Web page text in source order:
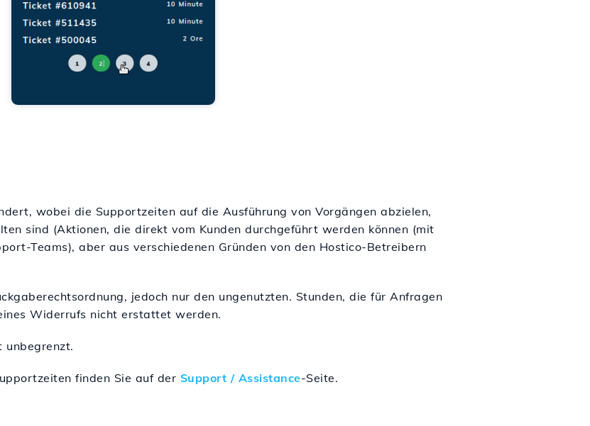
wobei die Supportzeiten auf die Ausführung von Vorgängen abzielen,
sind (Aktionen, die direkt vom Kunden durchgeführt werden können (mit
Teams), aber aus verschiedenen Gründen von den Hostico-Betreibern
jedoch nur den ungenutzten. Stunden, die für Anfragen
Widerrufs nicht erstattet werden.
unbegrenzt.
finden Sie auf der Support / Assistance-Seite.